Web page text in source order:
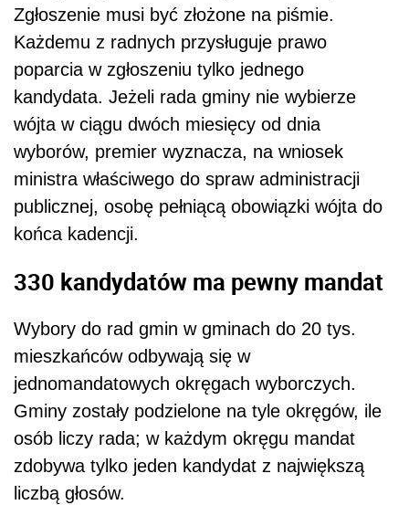
Zgłoszenie musi być złożone na piśmie.
Każdemu z radnych przysługuje prawo
poparcia w zgłoszeniu tylko jednego
kandydata. Jeżeli rada gminy nie wybierze
wójta w ciągu dwóch miesięcy od dnia
wyborów, premier wyznacza, na wniosek
ministra właściwego do spraw administracji
publicznej, osobę pełniącą obowiązki wójta do
końca kadencji.
330 kandydatów ma pewny mandat
Wybory do rad gmin w gminach do 20 tys.
mieszkańców odbywają się w
jednomandatowych okręgach wyborczych.
Gminy zostały podzielone na tyle okręgów, ile
osób liczy rada; w każdym okręgu mandat
zdobywa tylko jeden kandydat z największą
liczbą głosów.